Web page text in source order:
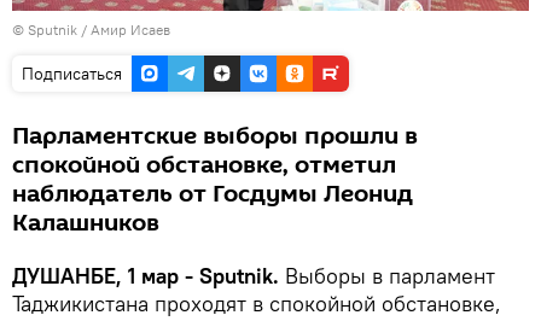
© Sputnik / Амир Исаев
Подписаться
Парламентские выборы прошли в
спокойной обстановке, отметил
наблюдатель от Госдумы Леонид
Калашников
ДУШАНБЕ, 1 мар - Sputnik. Выборы в парламент
Таджикистана проходят в спокойной обстановке,